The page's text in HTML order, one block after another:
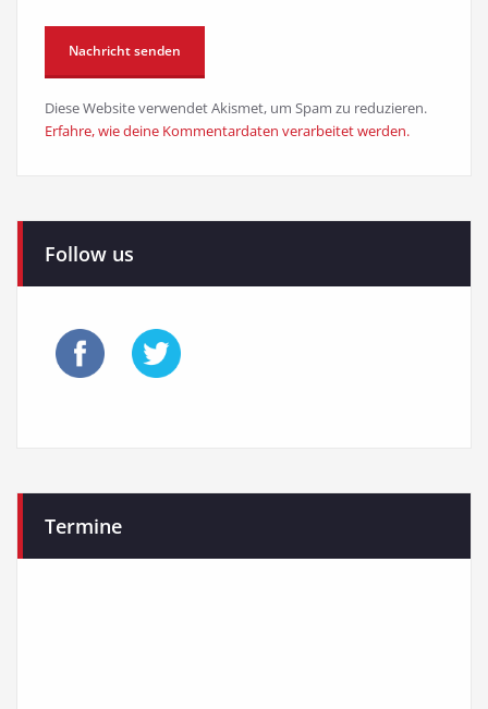
Diese Website verwendet Akismet, um Spam zu reduzieren.
Erfahre, wie deine Kommentardaten verarbeitet werden.
Follow us
Termine